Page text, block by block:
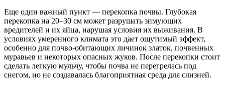
Еще один важный пункт — перекопка почвы. Глубокая
перекопка на 20–30 см может разрушать зимующих
вредителей и их яйца, нарушая условия их выживания. В
условиях умеренного климата это дает ощутимый эффект,
особенно для почво-обитающих личинок златок, почвенных
муравьев и некоторых опасных жуков. После перекопки стоит
сделать легкую мульчу, чтобы почва не перегрелась под
снегом, но не создавалась благоприятная среда для слизней.